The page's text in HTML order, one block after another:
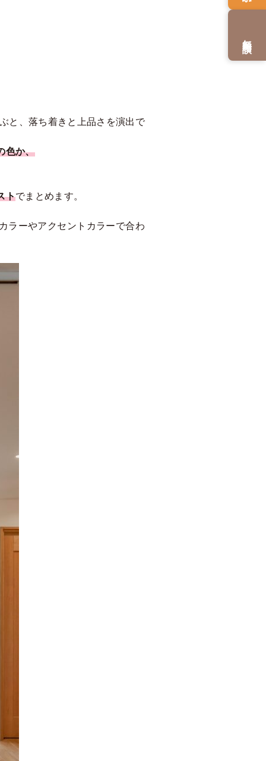
と、落ち着きと上品さを演出で
色か、
トでまとめます。
ラーやアクセントカラーで合わ